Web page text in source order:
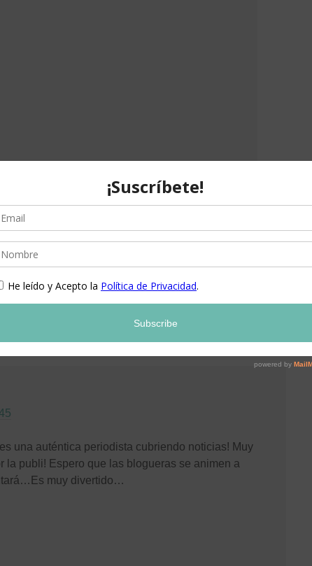
una auténtica periodista cubriendo noticias! Muy
la publi! Espero que las blogueras se animen a
muy divertido…